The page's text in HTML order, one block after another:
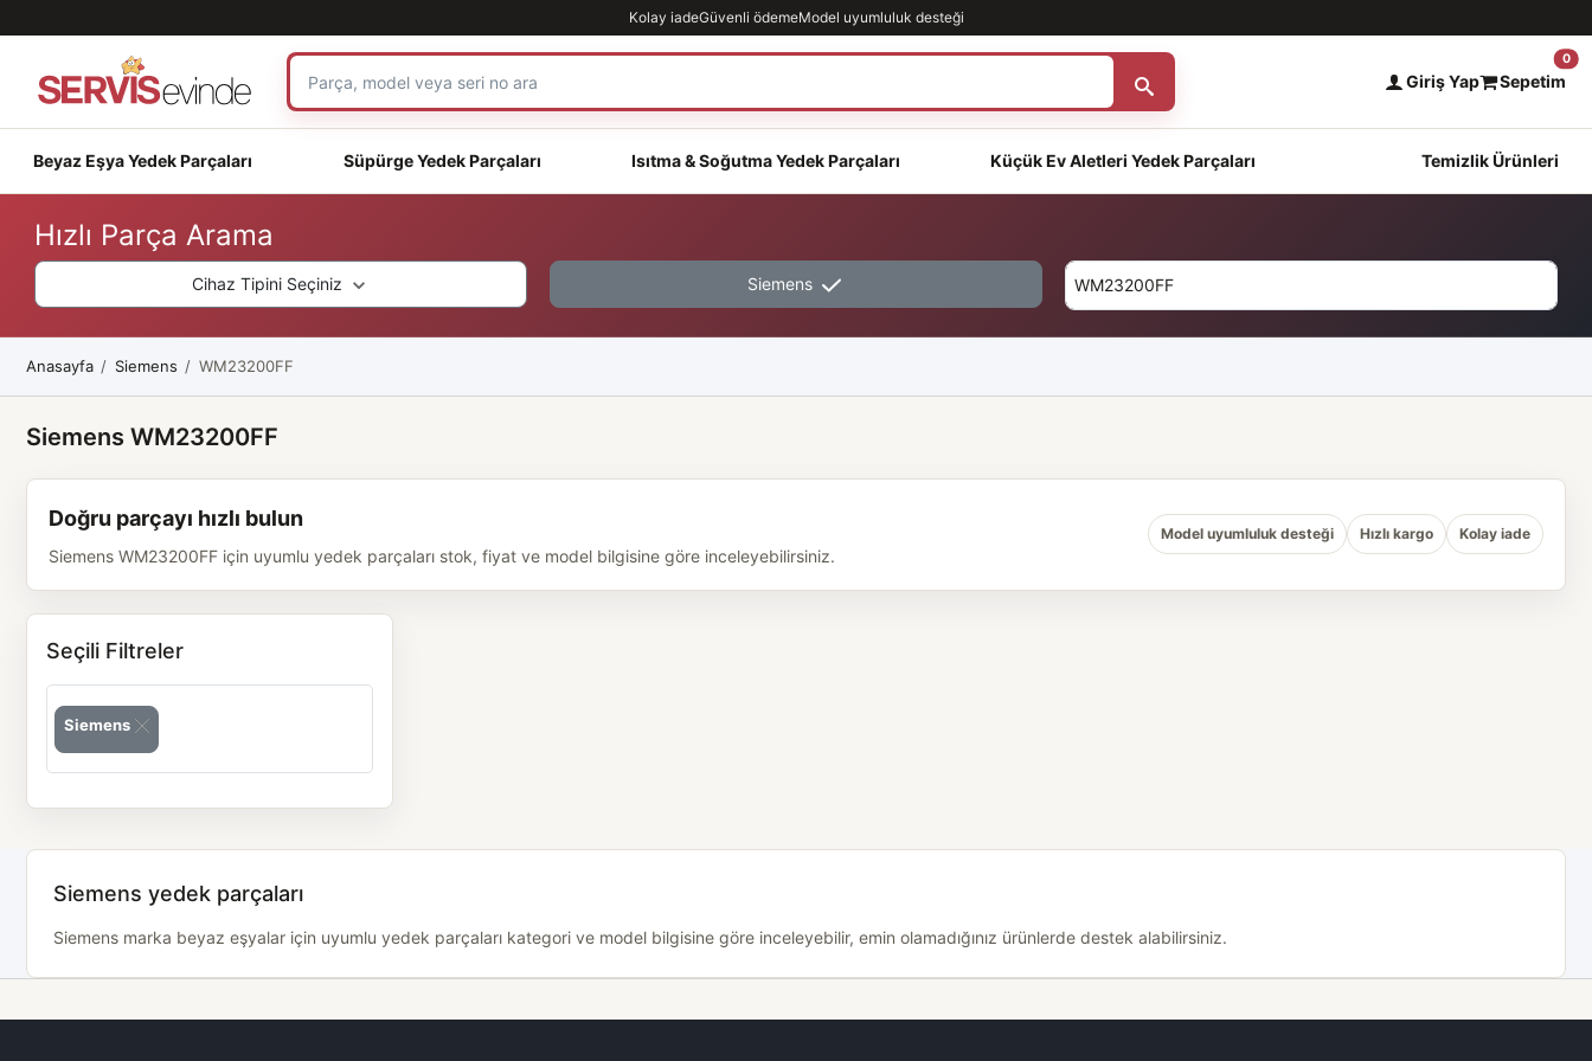
Kolay iadeGüvenli ödemeModel uyumluluk desteği
Giriş Yap Sepetim
0
Beyaz Eşya Yedek Parçaları Süpürge Yedek Parçaları Isıtma & Soğutma Yedek Parçaları Küçük Ev Aletleri Yedek Parçaları Temizlik Ürünleri
Hızlı Parça Arama
Cihaz Tipini Seçiniz Siemens
Anasayfa Siemens WM23200FF
Siemens WM23200FF
Doğru parçayı hızlı bulun
Siemens WM23200FF için uyumlu yedek parçaları stok, fiyat ve model bilgisine göre inceleyebilirsiniz.
Model uyumluluk desteği Hızlı kargo Kolay iade
Seçili Filtreler
Siemens
Siemens yedek parçaları
Siemens marka beyaz eşyalar için uyumlu yedek parçaları kategori ve model bilgisine göre inceleyebilir, emin olamadığınız ürünlerde destek alabilirsiniz.